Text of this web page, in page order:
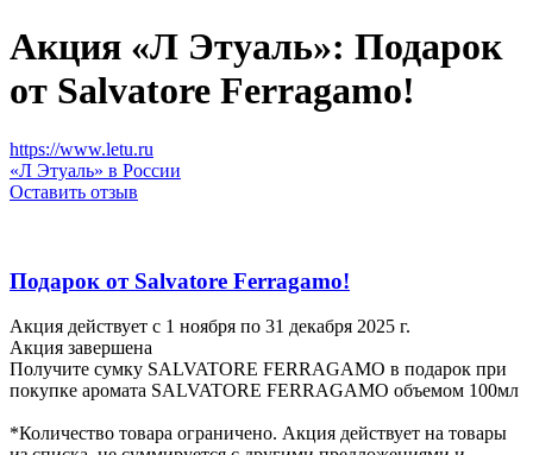
Акция «Л Этуаль»: Подарок
от Salvatore Ferragamo!
https://www.letu.ru
«Л Этуаль» в России
Оставить отзыв
Подарок от Salvatore Ferragamo!
Акция действует с 1 ноября по 31 декабря 2025 г.
Акция завершена
Получите сумку SALVATORE FERRAGAMO в подарок при
покупке аромата SALVATORE FERRAGAMO объемом 100мл
*Количество товара ограничено. Акция действует на товары